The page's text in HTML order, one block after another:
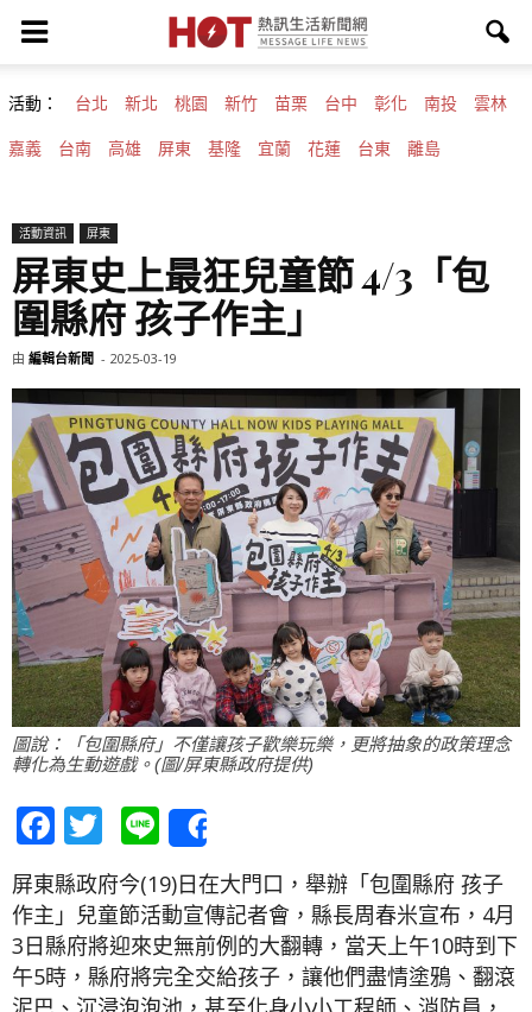
活動： 台北 新北 桃園 新竹 苗栗 台中 彰化 南投 雲林
嘉義 台南 高雄 屏東 基隆 宜蘭 花蓮 台東 離島
活動資訊 屏東
屏東史上最狂兒童節 4/3「包
圍縣府 孩子作主」
由 編輯台新聞 - 2025-03-19
圖說：「包圍縣府」不僅讓孩子歡樂玩樂，更將抽象的政策理念
轉化為生動遊戲。(圖/屏東縣政府提供)
Facebook
Twitter
Line
屏東縣政府今(19)日在大門口，舉辦「包圍縣府 孩子
作主」兒童節活動宣傳記者會，縣長周春米宣布，4月
3日縣府將迎來史無前例的大翻轉，當天上午10時到下
午5時，縣府將完全交給孩子，讓他們盡情塗鴉、翻滾